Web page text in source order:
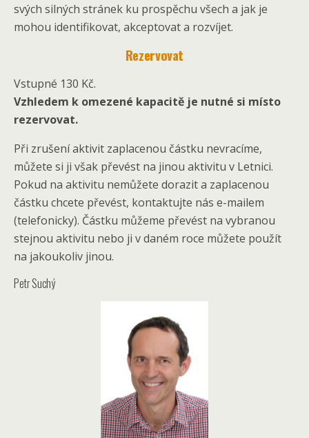
svých silných stránek ku prospěchu všech a jak je
mohou identifikovat, akceptovat a rozvíjet.
Rezervovat
Vstupné 130 Kč.
Vzhledem k omezené kapacitě je nutné si místo
rezervovat.
Při zrušení aktivit zaplacenou částku nevracíme,
můžete si ji však převést na jinou aktivitu v Letnici.
Pokud na aktivitu nemůžete dorazit a zaplacenou
částku chcete převést, kontaktujte nás e-mailem
(telefonicky). Částku můžeme převést na vybranou
stejnou aktivitu nebo ji v daném roce můžete použít
na jakoukoliv jinou.
Petr Suchý